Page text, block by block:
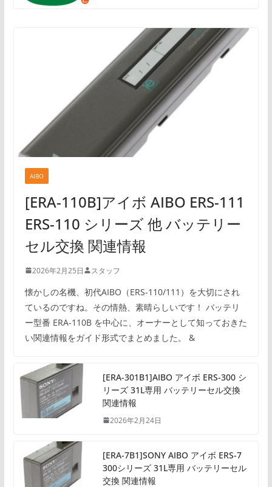
AIBO
[ERA-110B]アイボ AIBO ERS-111
ERS-110 シリーズ 他 バッテリー
セル交換 関連情報
2026年2月25日 スタッフ
懐かしの名機、初代AIBO（ERS-110/111）を大切にされ
ているのですね。その情熱、素晴らしいです！ バッテリ
ー型番 ERA-110B を中心に、オーナーとして知っておきた
い関連情報をガイド形式でまとめました。 &
[ERA-301B1]AIBO アイボ ERS-300 シ
リーズ 31L専用 バッテリーセル交換
関連情報
2026年2月24日
[ERA-7B1]SONY AIBO アイボ ERS-7
300シリーズ 31L専用 バッテリーセル
交換 関連情報